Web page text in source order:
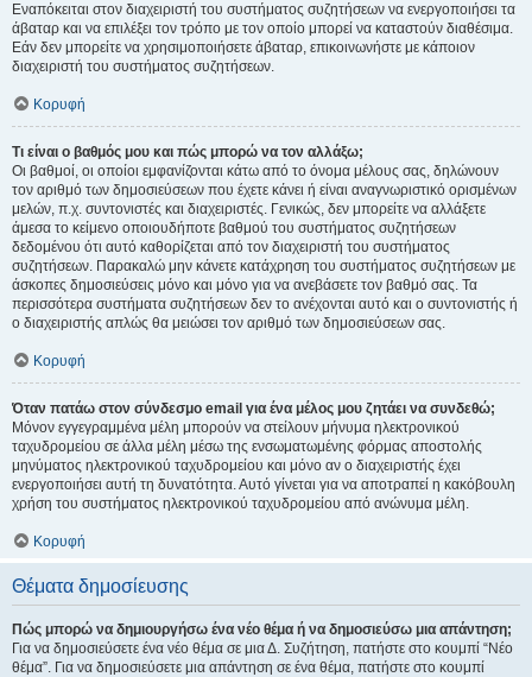
Εναπόκειται στον διαχειριστή του συστήματος συζητήσεων να ενεργοποιήσει τα
άβαταρ και να επιλέξει τον τρόπο με τον οποίο μπορεί να καταστούν διαθέσιμα.
Εάν δεν μπορείτε να χρησιμοποιήσετε άβαταρ, επικοινωνήστε με κάποιον
διαχειριστή του συστήματος συζητήσεων.
Κορυφή
Τι είναι ο βαθμός μου και πώς μπορώ να τον αλλάξω;
Οι βαθμοί, οι οποίοι εμφανίζονται κάτω από το όνομα μέλους σας, δηλώνουν
τον αριθμό των δημοσιεύσεων που έχετε κάνει ή είναι αναγνωριστικό ορισμένων
μελών, π.χ. συντονιστές και διαχειριστές. Γενικώς, δεν μπορείτε να αλλάξετε
άμεσα το κείμενο οποιουδήποτε βαθμού του συστήματος συζητήσεων
δεδομένου ότι αυτό καθορίζεται από τον διαχειριστή του συστήματος
συζητήσεων. Παρακαλώ μην κάνετε κατάχρηση του συστήματος συζητήσεων με
άσκοπες δημοσιεύσεις μόνο και μόνο για να ανεβάσετε τον βαθμό σας. Τα
περισσότερα συστήματα συζητήσεων δεν το ανέχονται αυτό και ο συντονιστής ή
ο διαχειριστής απλώς θα μειώσει τον αριθμό των δημοσιεύσεων σας.
Κορυφή
Όταν πατάω στον σύνδεσμο email για ένα μέλος μου ζητάει να συνδεθώ;
Μόνον εγγεγραμμένα μέλη μπορούν να στείλουν μήνυμα ηλεκτρονικού
ταχυδρομείου σε άλλα μέλη μέσω της ενσωματωμένης φόρμας αποστολής
μηνύματος ηλεκτρονικού ταχυδρομείου και μόνο αν ο διαχειριστής έχει
ενεργοποιήσει αυτή τη δυνατότητα. Αυτό γίνεται για να αποτραπεί η κακόβουλη
χρήση του συστήματος ηλεκτρονικού ταχυδρομείου από ανώνυμα μέλη.
Κορυφή
Θέματα δημοσίευσης
Πώς μπορώ να δημιουργήσω ένα νέο θέμα ή να δημοσιεύσω μια απάντηση;
Για να δημοσιεύσετε ένα νέο θέμα σε μια Δ. Συζήτηση, πατήστε στο κουμπί “Νέο
θέμα”. Για να δημοσιεύσετε μια απάντηση σε ένα θέμα, πατήστε στο κουμπί